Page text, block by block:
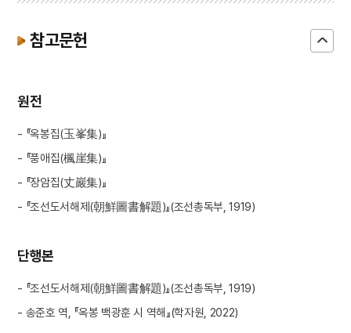
참고문헌
원전
- 『옥봉집(玉峯集)』
- 『풍애집(楓崖集)』
- 『장암집(丈巖集)』
- 『조선도서해제(朝鮮圖書解題)』(조선총독부, 1919)
단행본
- 『조선도서해제(朝鮮圖書解題)』(조선총독부, 1919)
- 송준호 역, 『옥봉 백광훈 시 역해』(학자원, 2022)